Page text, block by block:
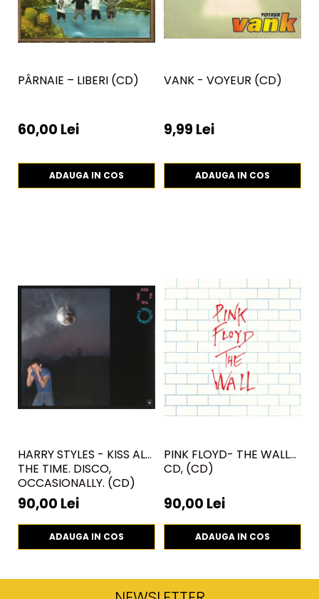
PÂRNAIE – LIBERI (CD)
60,00 Lei
ADAUGA IN COS
VANK - VOYEUR (CD)
9,99 Lei
ADAUGA IN COS
HARRY STYLES - KISS ALL
THE TIME. DISCO,
OCCASIONALLY. (CD)
90,00 Lei
ADAUGA IN COS
PINK FLOYD- THE WALL
CD, (CD)
90,00 Lei
ADAUGA IN COS